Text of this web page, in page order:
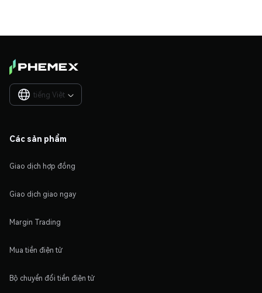
tiếng Việt 
Các sản phẩm
Giao dịch hợp đồng
Giao dịch giao ngay
Margin Trading
Mua tiền điện tử
Bộ chuyển đổi tiền điện tử